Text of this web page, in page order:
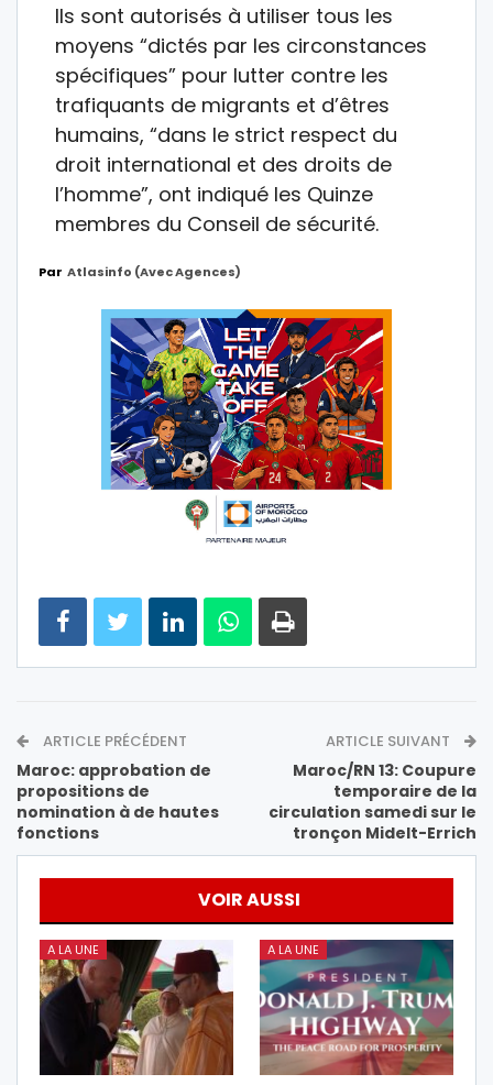
Ils sont autorisés à utiliser tous les
moyens “dictés par les circonstances
spécifiques” pour lutter contre les
trafiquants de migrants et d’êtres
humains, “dans le strict respect du
droit international et des droits de
l’homme”, ont indiqué les Quinze
membres du Conseil de sécurité.
Par Atlasinfo (avec Agences)
ARTICLE PRÉCÉDENT
Maroc: approbation de
propositions de
nomination à de hautes
fonctions
ARTICLE SUIVANT
Maroc/RN 13: Coupure
temporaire de la
circulation samedi sur le
tronçon Midelt-Errich
VOIR AUSSI
A LA UNE A LA UNE